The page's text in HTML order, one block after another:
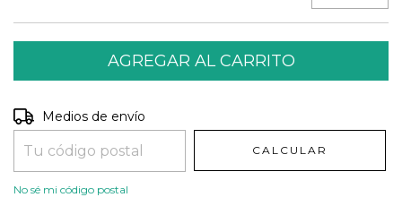
Entregas para el CP:
Medios de envío
CALCULAR
No sé mi código postal